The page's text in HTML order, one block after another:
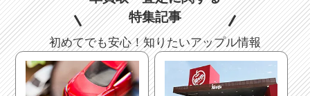
特集記事
初めてでも安心！知りたいアップル情報